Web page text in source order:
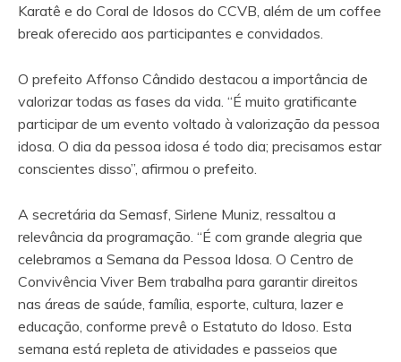
Karatê e do Coral de Idosos do CCVB, além de um coffee
break oferecido aos participantes e convidados.
O prefeito Affonso Cândido destacou a importância de
valorizar todas as fases da vida. “É muito gratificante
participar de um evento voltado à valorização da pessoa
idosa. O dia da pessoa idosa é todo dia; precisamos estar
conscientes disso”, afirmou o prefeito.
A secretária da Semasf, Sirlene Muniz, ressaltou a
relevância da programação. “É com grande alegria que
celebramos a Semana da Pessoa Idosa. O Centro de
Convivência Viver Bem trabalha para garantir direitos
nas áreas de saúde, família, esporte, cultura, lazer e
educação, conforme prevê o Estatuto do Idoso. Esta
semana está repleta de atividades e passeios que